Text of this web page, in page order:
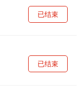
已结束
已结束